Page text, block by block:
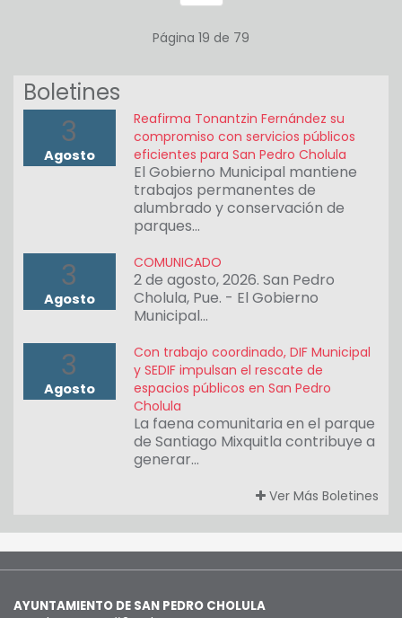
Página 19 de 79
Boletines
3
Agosto
Reafirma Tonantzin Fernández su
compromiso con servicios públicos
eficientes para San Pedro Cholula
El Gobierno Municipal mantiene
trabajos permanentes de
alumbrado y conservación de
parques…
3
Agosto
COMUNICADO
2 de agosto, 2026. San Pedro
Cholula, Pue. - El Gobierno
Municipal…
3
Agosto
Con trabajo coordinado, DIF Municipal
y SEDIF impulsan el rescate de
espacios públicos en San Pedro
Cholula
La faena comunitaria en el parque
de Santiago Mixquitla contribuye a
generar…
Ver Más Boletines
AYUNTAMIENTO DE SAN PEDRO CHOLULA